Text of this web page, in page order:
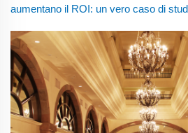
aumentano il ROI: un vero caso di
abbiamo osservato sul campo.
visita a una lavanderia automatica a
gestita da un cliente in California,
l'opportunità di osservare...